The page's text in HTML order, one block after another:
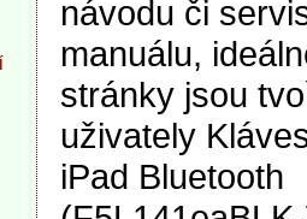
návodu či
manuálu,
stránky jsou
uživately
iPad Bluetooth